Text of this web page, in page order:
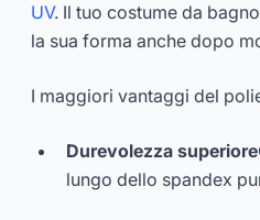
UV. Il tuo costume da
la sua forma anche dopo
I maggiori vantaggi del
Durevolezza superiore
lungo dello spandex